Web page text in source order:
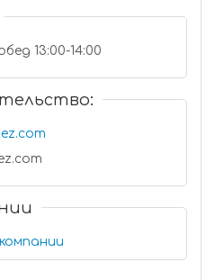
13:00-14:00